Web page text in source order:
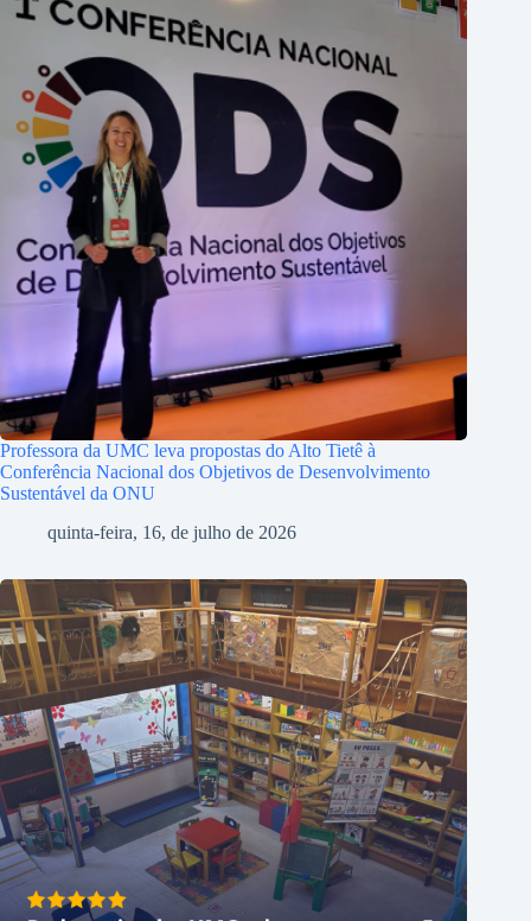
Professora da UMC leva propostas do Alto Tietê à
Conferência Nacional dos Objetivos de Desenvolvimento
Sustentável da ONU
quinta-feira, 16, de julho de 2026